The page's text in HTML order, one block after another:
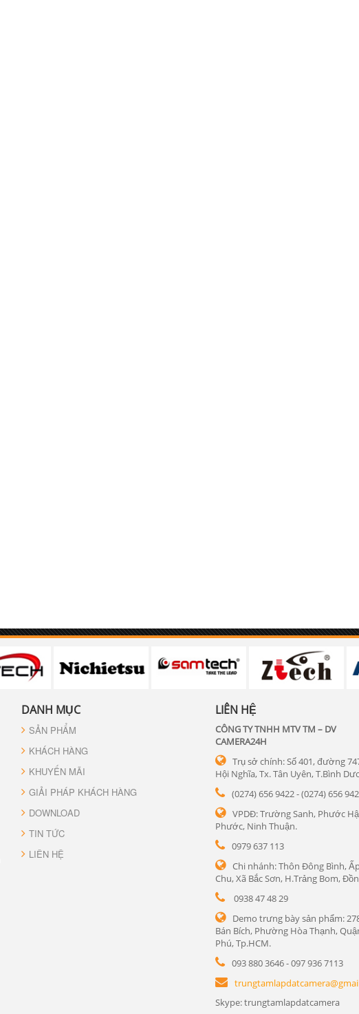
DANH MỤC
SẢN PHẨM
KHÁCH HÀNG
KHUYẾN MÃI
GIẢI PHÁP KHÁCH HÀNG
DOWNLOAD
TIN TỨC
LIÊN HỆ
LIÊN HỆ
CÔNG TY TNHH MTV TM – DV
CAMERA24H
Trụ sở chính: Số 401, đường
Hội Nghĩa, Tx. Tân Uyên, T.Bình
(0274) 656 9422 - (0274) 656
VPDĐ: Trường Sanh, Phước
Phước, Ninh Thuận.
0979 637 113
Chi nhánh: Thôn Đông Bình,
Chu, Xã Bắc Sơn, H.Trảng Bom,
0938 47 48 29
Demo trưng bày sản phẩm:
Bán Bích, Phường Hòa Thạnh,
Phú, Tp.HCM.
093 880 3646 - 097 936 7113
Skype: trungtamlapdatcamera